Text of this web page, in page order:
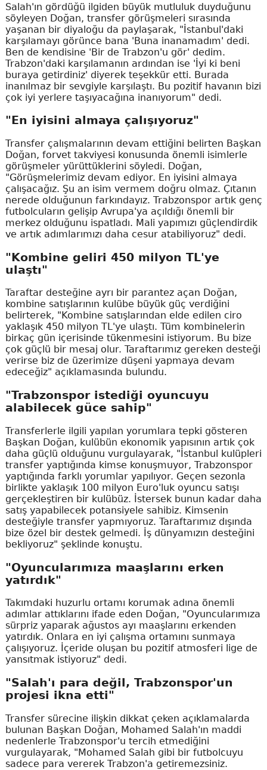
Salah'ın gördüğü ilgiden büyük mutluluk duyduğunu
söyleyen Doğan, transfer görüşmeleri sırasında
yaşanan bir diyaloğu da paylaşarak, "İstanbul'daki
karşılamayı görünce bana 'Buna inanamadım' dedi.
Ben de kendisine 'Bir de Trabzon'u gör' dedim.
Trabzon'daki karşılamanın ardından ise 'İyi ki beni
buraya getirdiniz' diyerek teşekkür etti. Burada
inanılmaz bir sevgiyle karşılaştı. Bu pozitif havanın bizi
çok iyi yerlere taşıyacağına inanıyorum" dedi.
"En iyisini almaya çalışıyoruz"
Transfer çalışmalarının devam ettiğini belirten Başkan
Doğan, forvet takviyesi konusunda önemli isimlerle
görüşmeler yürüttüklerini söyledi. Doğan,
"Görüşmelerimiz devam ediyor. En iyisini almaya
çalışacağız. Şu an isim vermem doğru olmaz. Çıtanın
nerede olduğunun farkındayız. Trabzonspor artık genç
futbolcuların gelişip Avrupa'ya açıldığı önemli bir
merkez olduğunu ispatladı. Mali yapımızı güçlendirdik
ve artık adımlarımızı daha cesur atabiliyoruz" dedi.
"Kombine geliri 450 milyon TL'ye
ulaştı"
Taraftar desteğine ayrı bir parantez açan Doğan,
kombine satışlarının kulübe büyük güç verdiğini
belirterek, "Kombine satışlarından elde edilen ciro
yaklaşık 450 milyon TL'ye ulaştı. Tüm kombinelerin
birkaç gün içerisinde tükenmesini istiyorum. Bu bize
çok güçlü bir mesaj olur. Taraftarımız gereken desteği
verirse biz de üzerimize düşeni yapmaya devam
edeceğiz" açıklamasında bulundu.
"Trabzonspor istediği oyuncuyu
alabilecek güce sahip"
Transferlerle ilgili yapılan yorumlara tepki gösteren
Başkan Doğan, kulübün ekonomik yapısının artık çok
daha güçlü olduğunu vurgulayarak, "İstanbul kulüpleri
transfer yaptığında kimse konuşmuyor, Trabzonspor
yaptığında farklı yorumlar yapılıyor. Geçen sezonla
birlikte yaklaşık 100 milyon Euro'luk oyuncu satışı
gerçekleştiren bir kulübüz. İstersek bunun kadar daha
satış yapabilecek potansiyele sahibiz. Kimsenin
desteğiyle transfer yapmıyoruz. Taraftarımız dışında
bize özel bir destek gelmedi. İş dünyamızın desteğini
bekliyoruz" şeklinde konuştu.
"Oyuncularımıza maaşlarını erken
yatırdık"
Takımdaki huzurlu ortamı korumak adına önemli
adımlar attıklarını ifade eden Doğan, "Oyuncularımıza
sürpriz yaparak ağustos ayı maaşlarını erkenden
yatırdık. Onlara en iyi çalışma ortamını sunmaya
çalışıyoruz. İçeride oluşan bu pozitif atmosferi lige de
yansıtmak istiyoruz" dedi.
"Salah'ı para değil, Trabzonspor'un
projesi ikna etti"
Transfer sürecine ilişkin dikkat çeken açıklamalarda
bulunan Başkan Doğan, Mohamed Salah'ın maddi
nedenlerle Trabzonspor'u tercih etmediğini
vurgulayarak, "Mohamed Salah gibi bir futbolcuyu
sadece para vererek Trabzon'a getiremezsiniz.